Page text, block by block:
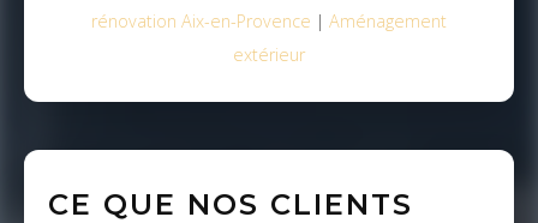
rénovation Aix-en-Provence | Aménagement
extérieur
CE QUE NOS CLIENTS